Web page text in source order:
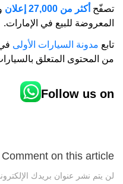
تصفّح أكثر من 27,000 إعلان
المعروضة للبيع في الإمارات.
تابع مدونة السيارات الأولى
من المحتوى المتعلق
Follow us on
Comment on this article
لن يتم نشر عنوان بريدك